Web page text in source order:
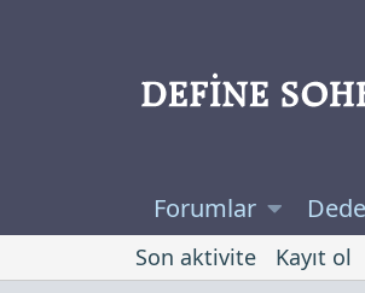
Forumlar
Son aktivite
Kayıt ol